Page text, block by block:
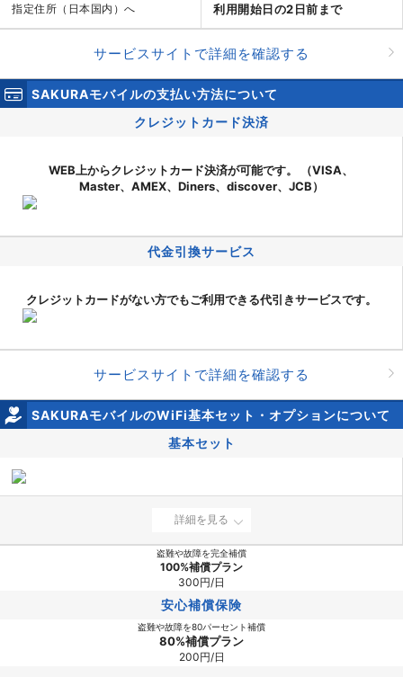
指定住所（日本国内）へ 利用開始日の2日前まで
サービスサイトで詳細を確認する
SAKURAモバイルの支払い方法について
クレジットカード決済
WEB上からクレジットカード決済が可能です。 （VISA、
Master、AMEX、Diners、discover、JCB）
代金引換サービス
クレジットカードがない方でもご利用できる代引きサービスです。
サービスサイトで詳細を確認する
SAKURAモバイルのWiFi基本セット・オプションについて
基本セット
詳細を見る
盗難や故障を完全補償
100%補償プラン
300円/日
安心補償保険
盗難や故障を80パーセント補償
80%補償プラン
200円/日